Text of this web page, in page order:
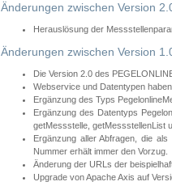
Änderungen zwischen Version
Herauslösung der
Änderungen zwischen Version
Die Version 2.0 des
Webservice und Datentypen
Ergänzung des Typs
Ergänzung des Datentyps
getMessstelle, getMessstellenList
Ergänzung aller Abfragen, die
Nummer erhält immer den Vorzug.
Änderung der URLs der
Upgrade von Apache Axis auf